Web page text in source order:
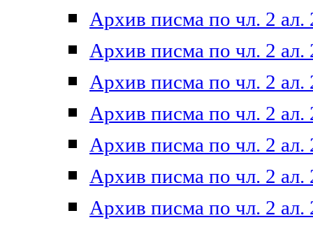
Архив писма по чл. 2 ал.
Архив писма по чл. 2 ал.
Архив писма по чл. 2 ал.
Архив писма по чл. 2 ал.
Архив писма по чл. 2 ал.
Архив писма по чл. 2 ал.
Архив писма по чл. 2 ал.